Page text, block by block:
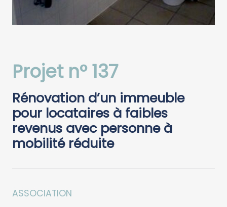
Projet n° 137
Rénovation d’un immeuble
pour locataires à faibles
revenus avec personne à
mobilité réduite
ASSOCIATION